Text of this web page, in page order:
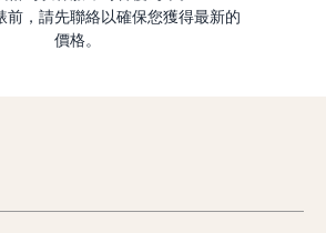
前，請先聯絡以確保您獲得最新的
價格。